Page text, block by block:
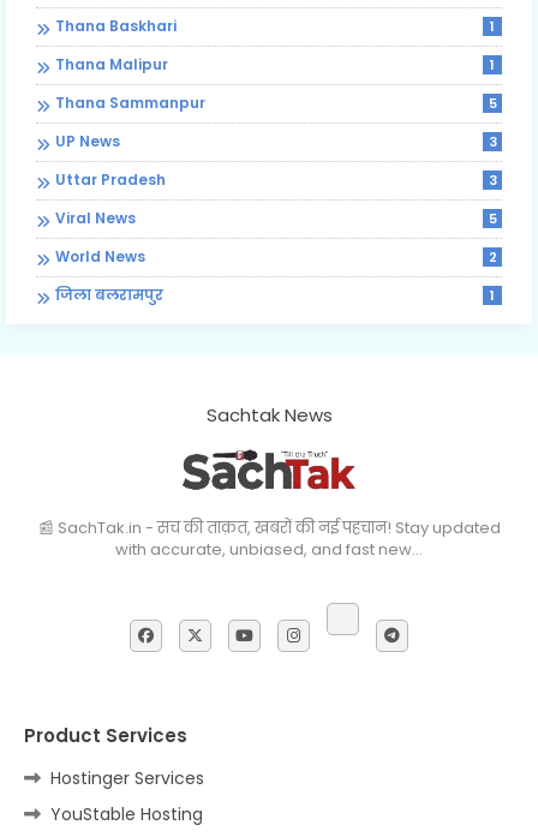
Thana Baskhari 1
Thana Malipur 1
Thana Sammanpur 5
UP News 3
Uttar Pradesh 3
Viral News 5
World News 2
जिला बलरामपुर 1
Sachtak News
📰 SachTak.in - सच की ताक़त, खबरों की नई पहचान! Stay updated
with accurate, unbiased, and fast new…
Product Services
Hostinger Services
YouStable Hosting